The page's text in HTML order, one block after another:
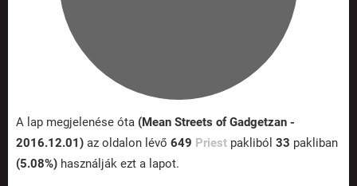
A lap megjelenése óta (Mean Streets of Gadgetzan -
2016.12.01) az oldalon lévő 649 Priest pakliból 33 pakliban
(5.08%) használják ezt a lapot.